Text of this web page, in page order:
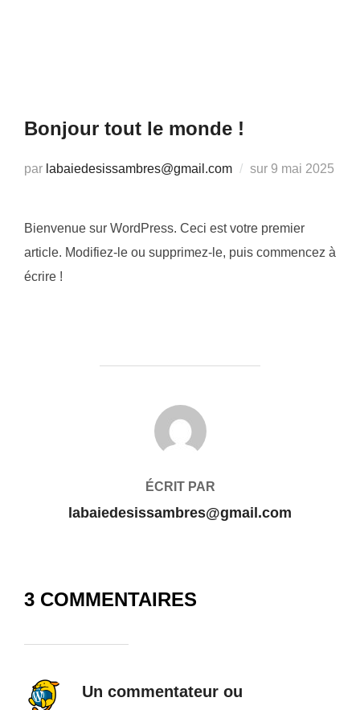
Bonjour tout le monde !
par labaiedesissambres@gmail.com sur Publié
9 mai 2025
Bienvenue sur WordPress. Ceci est votre premier
article. Modifiez-le ou supprimez-le, puis commencez à
écrire !
AUTEUR DE LA PUBLICATION
ÉCRIT PAR
labaiedesissambres@gmail.com
3 COMMENTAIRES
Un commentateur ou